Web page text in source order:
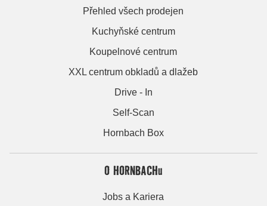
Přehled všech prodejen
Kuchyňské centrum
Koupelnové centrum
XXL centrum obkladů a dlažeb
Drive - In
Self-Scan
Hornbach Box
O HORNBACHu
Jobs a Kariera